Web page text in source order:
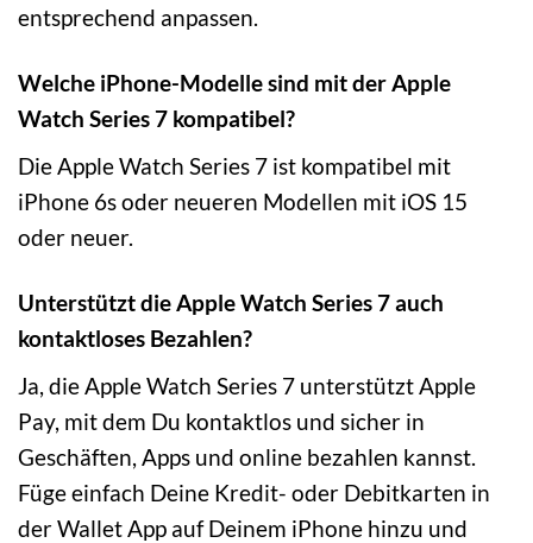
entsprechend anpassen.
Welche iPhone-Modelle sind mit der Apple
Watch Series 7 kompatibel?
Die Apple Watch Series 7 ist kompatibel mit
iPhone 6s oder neueren Modellen mit iOS 15
oder neuer.
Unterstützt die Apple Watch Series 7 auch
kontaktloses Bezahlen?
Ja, die Apple Watch Series 7 unterstützt Apple
Pay, mit dem Du kontaktlos und sicher in
Geschäften, Apps und online bezahlen kannst.
Füge einfach Deine Kredit- oder Debitkarten in
der Wallet App auf Deinem iPhone hinzu und